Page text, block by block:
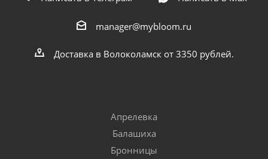
manager@mybloom.ru
Доставка в Волоколамск от 3350 рублей.
Апрелевка
Балашиха
Бронницы